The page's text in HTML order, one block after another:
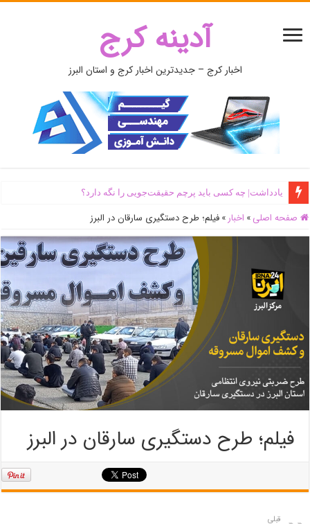
آدینه کرج
اخبار کرج – جدیدترین اخبار کرج و استان البرز
یادداشت| ‌چه کسی باید پرچم حقیقت‌جویی را نگه دارد؟
صفحه اصلی » اخبار » فیلم؛ طرح دستگیری سارقان در البرز
فیلم؛ طرح دستگیری سارقان در البرز
قبلی